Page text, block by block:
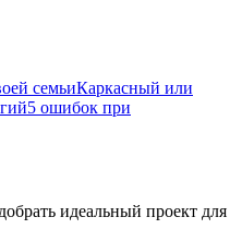
семьиКаркасный или
5 ошибок при
идеальный проект для